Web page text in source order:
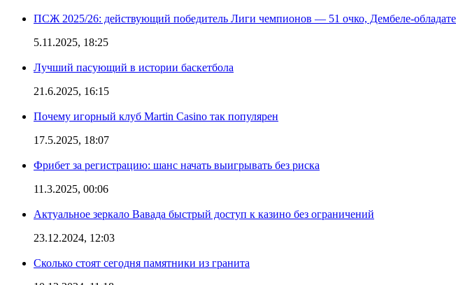
ПСЖ 2025/26: действующий победитель Лиги чемпионов — 51 очко, Дембеле-
5.11.2025, 18:25
Лучший пасующий в истории баскетбола
21.6.2025, 16:15
Почему игорный клуб Martin Casino так популярен
17.5.2025, 18:07
Фрибет за регистрацию: шанс начать выигрывать без риска
11.3.2025, 00:06
Актуальное зеркало Вавада быстрый доступ к казино без ограничений
23.12.2024, 12:03
Сколько стоят сегодня памятники из гранита